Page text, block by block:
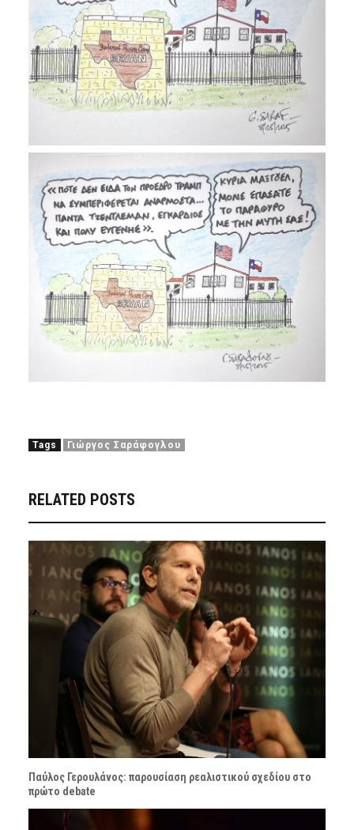
Tags Γιώργος Σαράφογλου
RELATED POSTS
Παύλος Γερουλάνος: παρουσίαση ρεαλιστικού σχεδίου στο
πρώτο debate